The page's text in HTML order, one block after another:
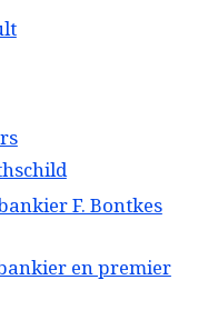
F. Bontkes
en premier